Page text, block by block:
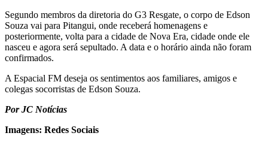
Segundo membros da diretoria do G3 Resgate, o corpo de Edson
Souza vai para Pitangui, onde receberá homenagens e
posteriormente, volta para a cidade de Nova Era, cidade onde ele
nasceu e agora será sepultado. A data e o horário ainda não foram
confirmados.
A Espacial FM deseja os sentimentos aos familiares, amigos e
colegas socorristas de Edson Souza.
Por JC Notícias
Imagens: Redes Sociais